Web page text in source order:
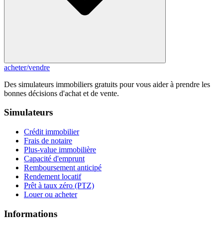
acheter/vendre
Des simulateurs immobiliers gratuits pour vous aider à prendre les
bonnes décisions d'achat et de vente.
Simulateurs
Crédit immobilier
Frais de notaire
Plus-value immobilière
Capacité d'emprunt
Remboursement anticipé
Rendement locatif
Prêt à taux zéro (PTZ)
Louer ou acheter
Informations